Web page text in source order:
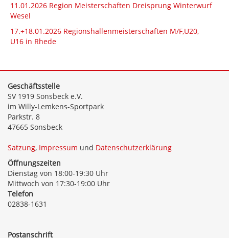
11.01.2026 Region Meisterschaften Dreisprung Winterwurf
Wesel
17.+18.01.2026 Regionshallenmeisterschaften M/F,U20,
U16 in Rhede
Geschäftsstelle
SV 1919 Sonsbeck e.V.
im Willy-Lemkens-Sportpark
Parkstr. 8
47665 Sonsbeck
Satzung, Impressum und Datenschutzerklärung
Öffnungszeiten
Dienstag von 18:00-19:30 Uhr
Mittwoch von 17:30-19:00 Uhr
Telefon
02838-1631
Postanschrift